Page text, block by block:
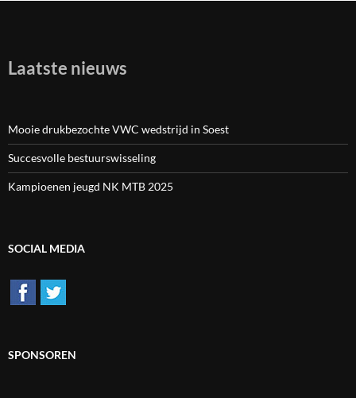
Laatste nieuws
Mooie drukbezochte VWC wedstrijd in Soest
Succesvolle bestuurswisseling
Kampioenen jeugd NK MTB 2025
SOCIAL MEDIA
SPONSOREN